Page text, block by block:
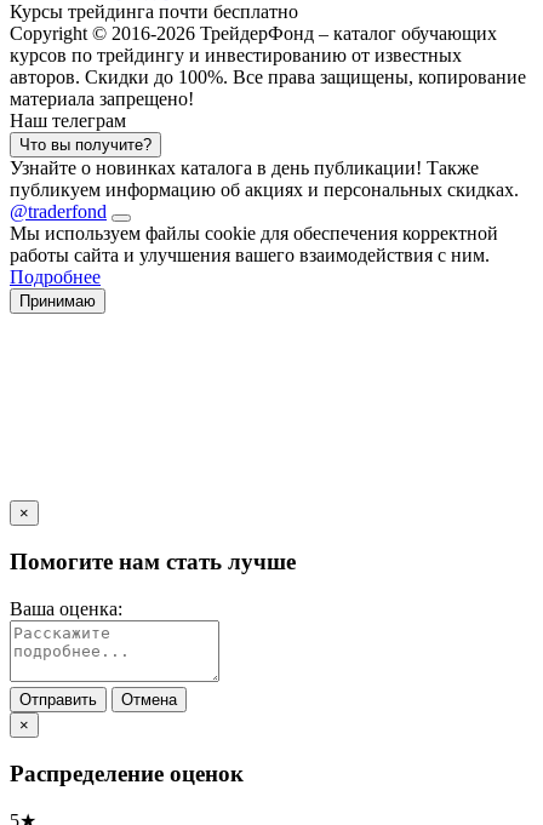
Курсы трейдинга почти бесплатно
Copyright © 2016-2026 ТрейдерФонд – каталог обучающих
курсов по трейдингу и инвестированию от известных
авторов. Скидки до 100%. Все права защищены, копирование
материала запрещено!
Наш телеграм
Что вы получите?
Узнайте о новинках каталога в день публикации! Также
публикуем информацию об акциях и персональных скидках.
@traderfond
Мы используем файлы cookie для обеспечения корректной
работы сайта и улучшения вашего взаимодействия с ним.
Подробнее
Принимаю
×
Помогите нам стать лучше
Ваша оценка:
Отправить
Отмена
×
Распределение оценок